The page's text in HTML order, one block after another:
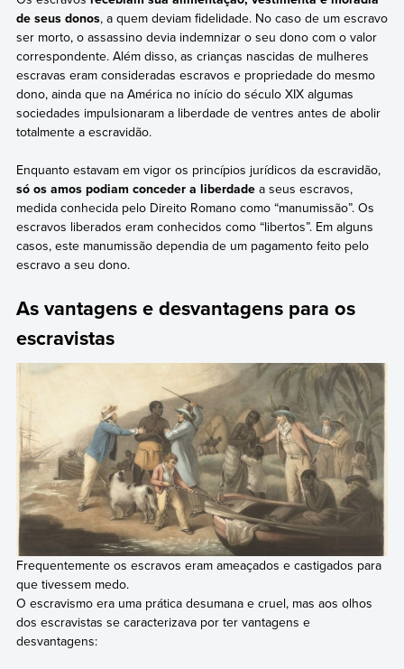
de seus donos, a quem deviam fidelidade. No caso de um escravo
ser morto, o assassino devia indemnizar o seu dono com o valor
correspondente. Além disso, as crianças nascidas de mulheres
escravas eram consideradas escravos e propriedade do mesmo
dono, ainda que na América no início do século XIX algumas
sociedades impulsionaram a liberdade de ventres antes de abolir
totalmente a escravidão.
Enquanto estavam em vigor os princípios jurídicos da escravidão,
só os amos podiam conceder a liberdade a seus escravos,
medida conhecida pelo Direito Romano como “manumissão”. Os
escravos liberados eram conhecidos como “libertos”. Em alguns
casos, este manumissão dependia de um pagamento feito pelo
escravo a seu dono.
As vantagens e desvantagens para os
escravistas
Frequentemente os escravos eram ameaçados e castigados para
que tivessem medo.
O escravismo era uma prática desumana e cruel, mas aos olhos
dos escravistas se caracterizava por ter vantagens e
desvantagens: